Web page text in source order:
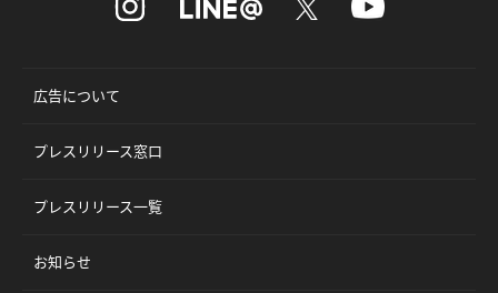
広告について
プレスリリース窓口
プレスリリース一覧
お知らせ